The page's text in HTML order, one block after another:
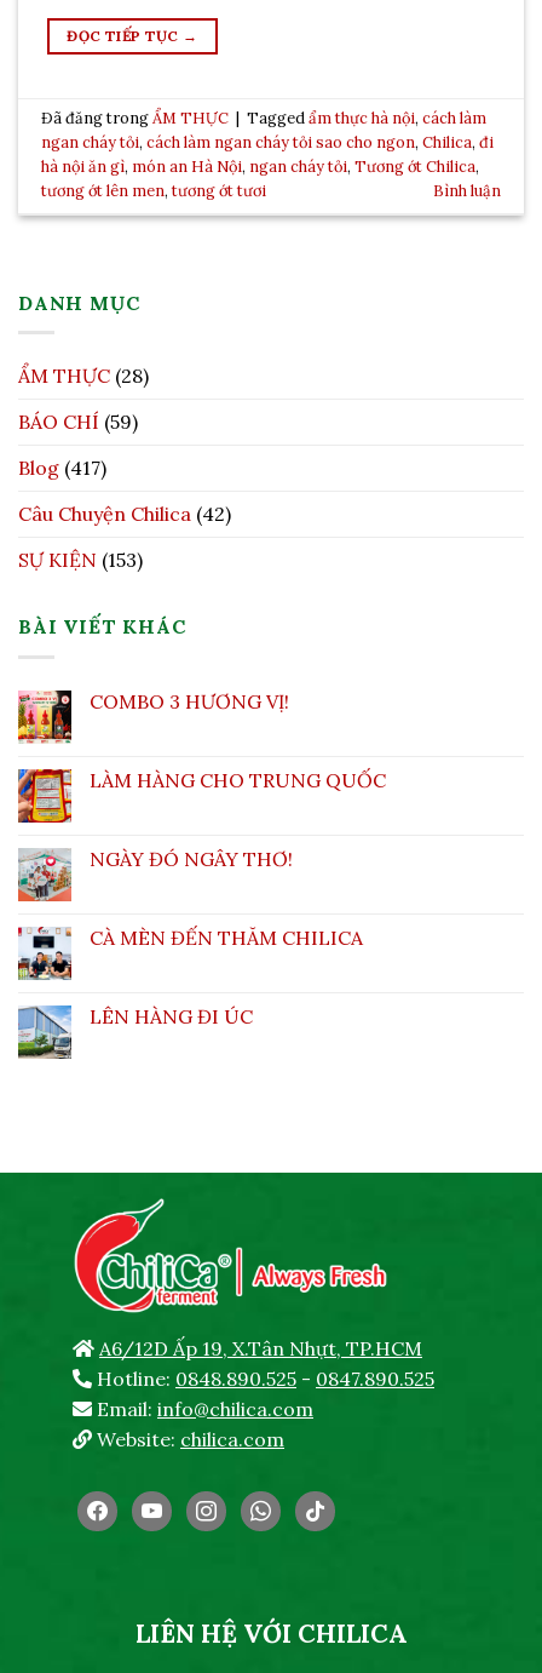
ĐỌC TIẾP TỤC →
Đã đăng trongẨM THỰC | Taggedẩm thực hà nội,cách làm
ngan cháy tỏi,cách làm ngan cháy tỏi sao cho ngon,Chilica,đi
hà nội ăn gì, món an Hà Nội, ngan cháy tỏi,Tương ớt Chilica,
tương ớt lên men,tương ớt tươi Bình luận
DANH MỤC
ẨM THỰC (28)
BÁO CHÍ (59)
Blog (417)
Câu Chuyện Chilica (42)
SỰ KIỆN (153)
BÀI VIẾT KHÁC
COMBO 3 HƯƠNG VỊ!
LÀM HÀNG CHO TRUNG QUỐC
NGÀY ĐÓ NGÂY THƠ!
CÀ MÈN ĐẾN THĂM CHILICA
LÊN HÀNG ĐI ÚC
A6/12D Ấp 19, X.Tân Nhựt, TP.HCM
Hotline: 0848.890.525 - 0847.890.525
Email: info@chilica.com
Website: chilica.com
facebookyoutubeinstagramwhatsapp
tiktok
LIÊN HỆ VỚI CHILICA